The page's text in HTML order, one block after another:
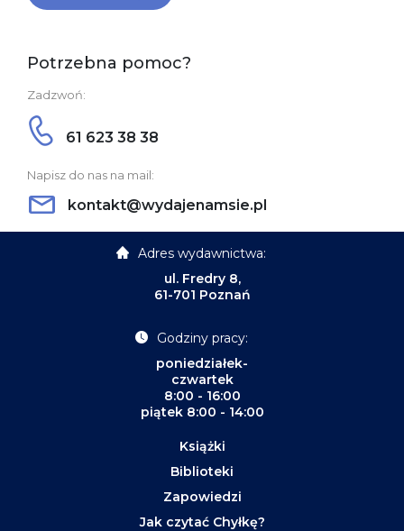
Potrzebna pomoc?
Zadzwoń:
61 623 38 38
Napisz do nas na mail:
kontakt@wydajenamsie.pl
Adres wydawnictwa:
ul. Fredry 8,
61-701 Poznań
Godziny pracy:
poniedziałek-
czwartek
8:00 - 16:00
piątek 8:00 - 14:00
Książki
Biblioteki
Zapowiedzi
Jak czytać Chyłkę?